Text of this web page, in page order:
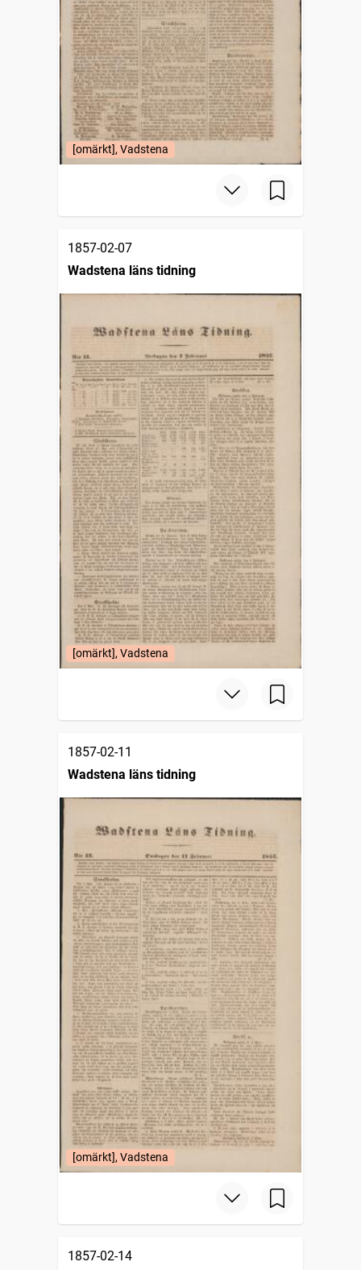
[omärkt], Vadstena
1857-02-07
Wadstena läns tidning
[omärkt], Vadstena
1857-02-11
Wadstena läns tidning
[omärkt], Vadstena
1857-02-14